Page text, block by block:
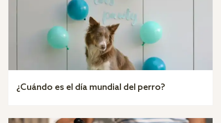
¿Cuándo es el día mundial del perro?